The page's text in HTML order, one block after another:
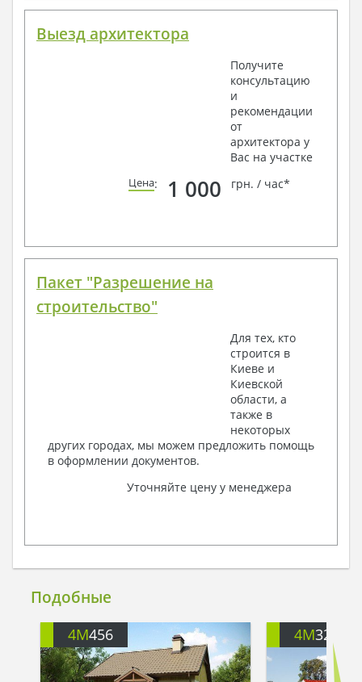
Выезд архитектора
Получите
консультацию
и
рекомендации
от
архитектора у
Вас на участке
Цена: 1 000 грн. / час*
Пакет "Разрешение на
строительство"
Для тех, кто
строится в
Киеве и
Киевской
области, а
также в
некоторых
других городах, мы можем предложить помощь
в оформлении документов.
Уточняйте цену у менеджера
Подобные
4M456 4M3272